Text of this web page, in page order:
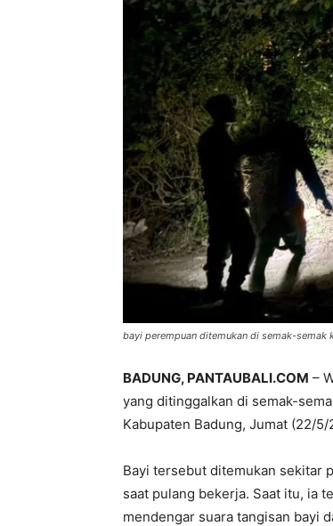
bayi perempuan ditemukan di semak-semak
BADUNG, PANTAUBALI.COM –
yang ditinggalkan di semak-
Kabupaten Badung, Jumat (22/5/
Bayi tersebut ditemukan sekitar
saat pulang bekerja. Saat itu, ia
mendengar suara tangisan bayi